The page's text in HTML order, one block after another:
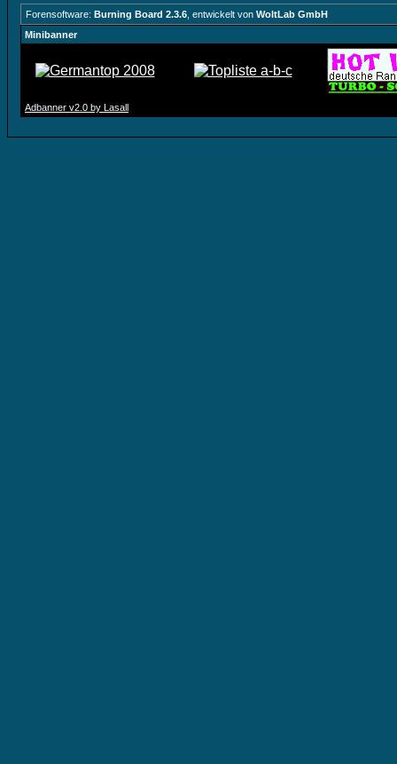
Forensoftware: Burning Board 2.3.6 , entwickelt von WoltLab GmbH
Minibanner
Adbanner v2.0 by Lasall